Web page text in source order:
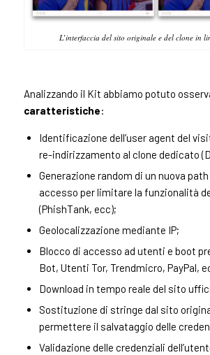
L’interfaccia del sito originale e del clone in
Analizzando il Kit abbiamo potuto
caratteristiche:
Identificazione dell’user agent del
re-indirizzamento al clone dedicato
Generazione random di un nuova
accesso per limitare la funzionalità
(PhishTank, ecc);
Geolocalizzazione mediante IP;
Blocco di accesso ad utenti e boot
Bot, Utenti Tor, Trendmicro, PayPal,
Download in tempo reale del sito
Sostituzione di stringe dal sito
permettere il salvataggio delle
Validazione delle credenziali